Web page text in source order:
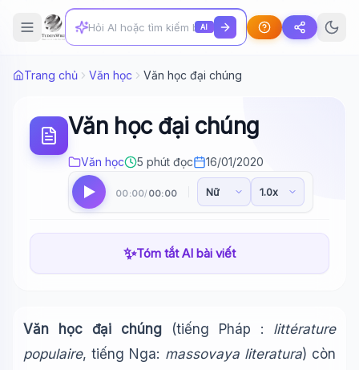
AI
Trang chủ Văn học Văn học đại chúng
Văn học đại chúng
Văn học 5 phút đọc 16/01/2020
00:00/ 00:00
✨Tóm tắt AI bài viết
Văn học đại chúng (tiếng Pháp : littérature
populaire, tiếng Nga: massovaya literatura) còn